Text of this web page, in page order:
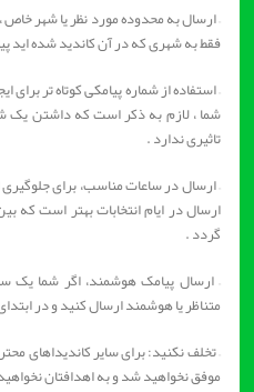
– ارسال به محدوده مورد نظر یا شهر خاص ،
فقط به شهری که در آن کاندید شده اید
– استفاده از شماره پیامکی کوتاه تر برای
شما ، لازم به ذکر است که داشتن یک
تاثیری ندارد .
– ارسال در ساعات مناسب، برای جلوگیری
گردد .
– ارسال پیامک هوشمند، اگر شما یک
متناظر یا هوشمند ارسال کنید و در ابتدای
– تخلف نکنید: برای سایر کاندیداهای
موفق نخواهید شد و به اهدافتان